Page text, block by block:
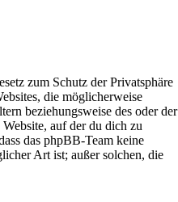
zum Schutz der Privatsphäre
die möglicherweise
beziehungsweise des oder der
auf der du dich zu
das phpBB-Team keine
Art ist; außer solchen, die